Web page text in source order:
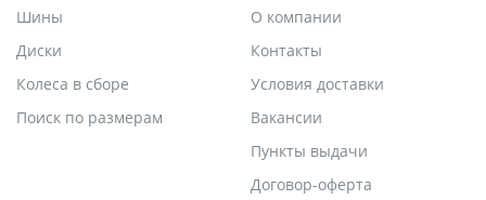
Шины
Диски
Колеса в сборе
Поиск по размерам
О компании
Контакты
Условия доставки
Вакансии
Пункты выдачи
Договор-оферта